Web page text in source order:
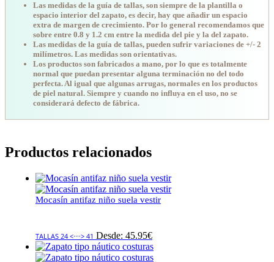
Las medidas de la guía de tallas, son siempre de la plantilla o
espacio interior del zapato, es decir, hay que añadir un espacio
extra de margen de crecimiento. Por lo general recomendamos que
sobre entre 0.8 y 1.2 cm entre la medida del pie y la del zapato.
Las medidas de la guía de tallas, pueden sufrir variaciones de +/- 2
milímetros. Las medidas son orientativas.
Los productos son fabricados a mano, por lo que es totalmente
normal que puedan presentar alguna terminación no del todo
perfecta. Al igual que algunas arrugas, normales en los productos
de piel natural. Siempre y cuando no influya en el uso, no se
considerará defecto de fábrica.
Productos relacionados
Mocasín antifaz niño suela vestir
TALLAS 24 <····> 41 Desde: 45.95€